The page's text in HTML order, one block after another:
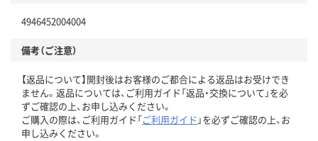
4946452004004
備考（ご注意）
【返品について】開封後はお客様のご都合による返品はお受けでき
ません。返品については、ご利用ガイド「返品・交換について」を必
ずご確認の上、お申し込みください。
ご購入の際は、ご利用ガイド「ご利用ガイド 」を必ずご確認の上、お
申し込みください。